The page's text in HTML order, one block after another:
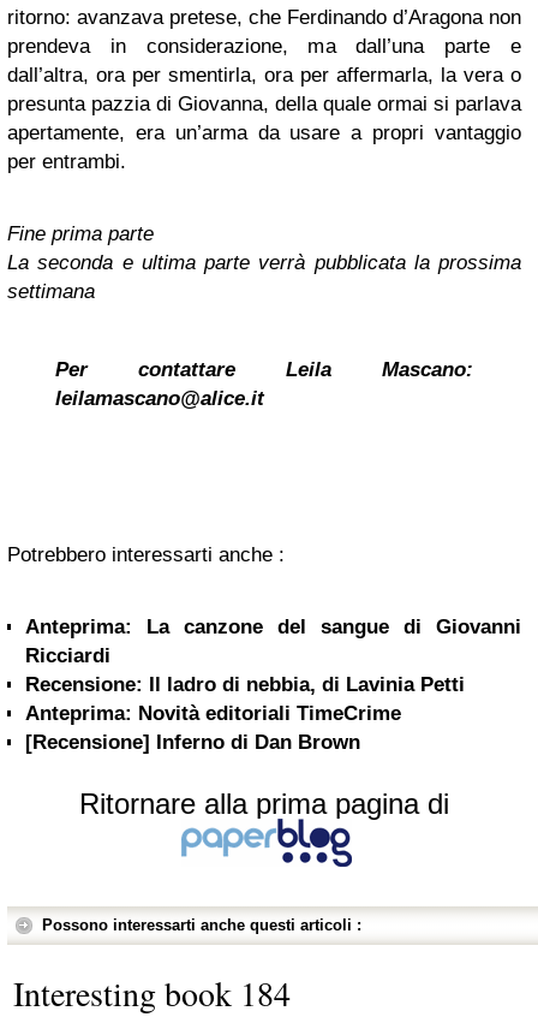
ritorno: avanzava pretese, che Ferdinando d’Aragona non
prendeva in considerazione, ma dall’una parte e
dall’altra, ora per smentirla, ora per affermarla, la vera o
presunta pazzia di Giovanna, della quale ormai si parlava
apertamente, era un’arma da usare a propri vantaggio
per entrambi.
Fine prima parte
La seconda e ultima parte verrà pubblicata la prossima
settimana
Per contattare Leila Mascano:
leilamascano@alice.it
Potrebbero interessarti anche :
Anteprima: La canzone del sangue di Giovanni
Ricciardi
Recensione: Il ladro di nebbia, di Lavinia Petti
Anteprima: Novità editoriali TimeCrime
[Recensione] Inferno di Dan Brown
Ritornare alla prima pagina di
Possono interessarti anche questi articoli :
Interesting book 184